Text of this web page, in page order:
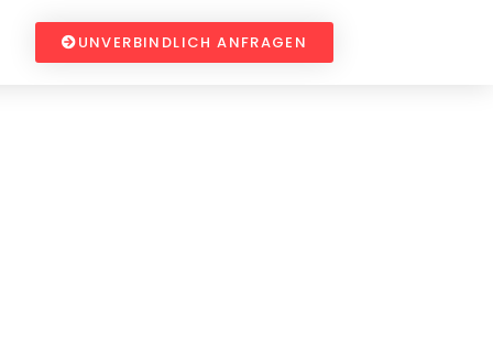
UNVERBINDLICH ANFRAGEN